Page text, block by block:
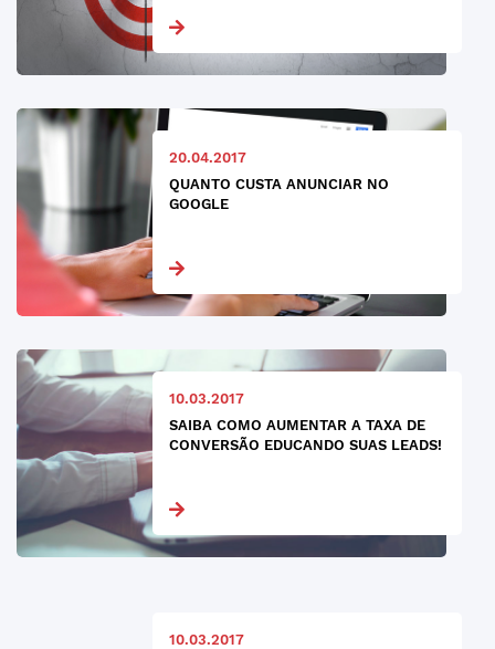
20.04.2017
QUANTO CUSTA ANUNCIAR NO
GOOGLE
10.03.2017
SAIBA COMO AUMENTAR A TAXA DE
CONVERSÃO EDUCANDO SUAS LEADS!
10.03.2017